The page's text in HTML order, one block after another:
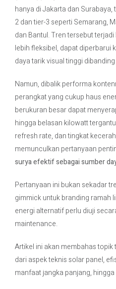
hanya di Jakarta dan
2 dan tier-3 seperti Semarang,
dan Bantul. Tren tersebut
lebih fleksibel, dapat diperbarui
daya tarik visual tinggi
Namun, dibalik performa
perangkat yang cukup haus
berukuran besar dapat
hingga belasan kilowatt
refresh rate, dan tingkat
memunculkan pertanyaan
surya efektif sebagai sumber
Pertanyaan ini bukan sekadar
gimmick untuk branding ramah
energi alternatif perlu diuji
maintenance.
Artikel ini akan membahas
dari aspek teknis solar panel,
manfaat jangka panjang,